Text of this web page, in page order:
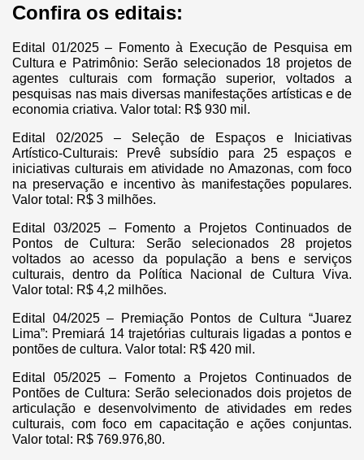
Confira os editais:
Edital 01/2025 – Fomento à Execução de Pesquisa em
Cultura e Patrimônio: Serão selecionados 18 projetos de
agentes culturais com formação superior, voltados a
pesquisas nas mais diversas manifestações artísticas e de
economia criativa. Valor total: R$ 930 mil.
Edital 02/2025 – Seleção de Espaços e Iniciativas
Artístico-Culturais: Prevê subsídio para 25 espaços e
iniciativas culturais em atividade no Amazonas, com foco
na preservação e incentivo às manifestações populares.
Valor total: R$ 3 milhões.
Edital 03/2025 – Fomento a Projetos Continuados de
Pontos de Cultura: Serão selecionados 28 projetos
voltados ao acesso da população a bens e serviços
culturais, dentro da Política Nacional de Cultura Viva.
Valor total: R$ 4,2 milhões.
Edital 04/2025 – Premiação Pontos de Cultura “Juarez
Lima”: Premiará 14 trajetórias culturais ligadas a pontos e
pontões de cultura. Valor total: R$ 420 mil.
Edital 05/2025 – Fomento a Projetos Continuados de
Pontões de Cultura: Serão selecionados dois projetos de
articulação e desenvolvimento de atividades em redes
culturais, com foco em capacitação e ações conjuntas.
Valor total: R$ 769.976,80.